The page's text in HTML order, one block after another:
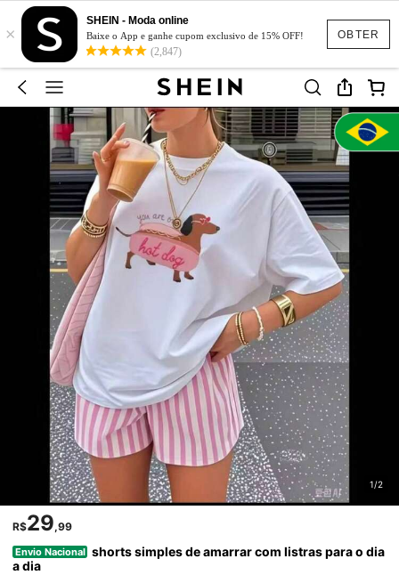
OBTER
×
SHEIN - Moda online
Baixe o App e ganhe cupom exclusivo de 15% OFF!
(2,847)
1/2
R$29,99
Envio Nacional shorts simples de amarrar com listras para o dia
a dia